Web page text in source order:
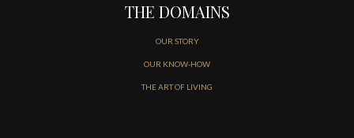
THE DOMAINS
OUR STORY
OUR KNOW-HOW
THE ART OF LIVING